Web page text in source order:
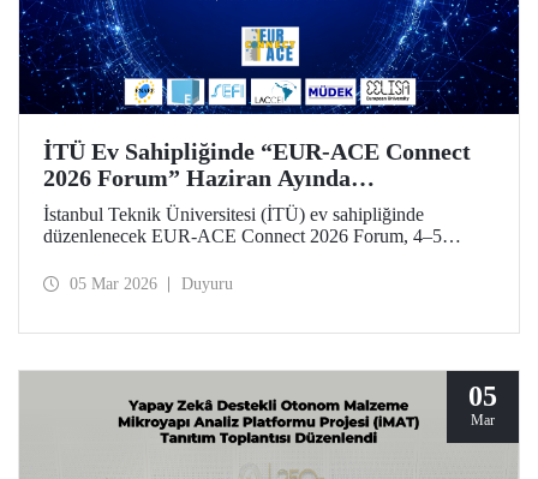
İTÜ Ev Sahipliğinde “EUR-ACE Connect
2026 Forum” Haziran Ayında
Düzenlenecek
İstanbul Teknik Üniversitesi (İTÜ) ev sahipliğinde
düzenlenecek EUR-ACE Connect 2026 Forum, 4–5
Merkezi’nde mühendislik eğitimi alanında uluslararası
05 Mar 2026 Duyuru
05
Mar